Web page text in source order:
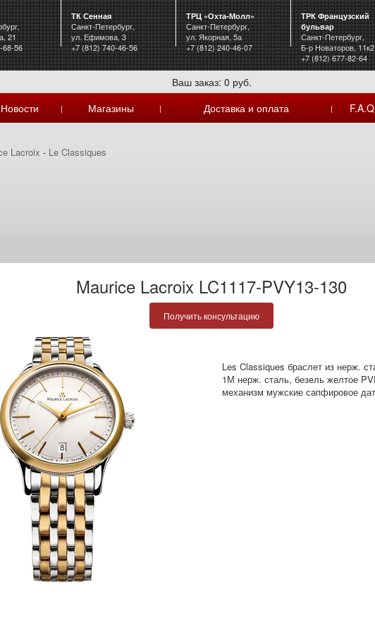
21
68-56
ТК Сенная
Санкт-Петербург,
ул. Ефимова, 3
+7 (812) 740-46-56
ТРЦ «Охта-Молл»
Санкт-Петербург,
ул. Якорная, 5а
+7 (812) 240-46-07
ТРК Французский
бульвар
Санкт-Петербург,
Б-р Новаторов, 11к2
+7 (812) 677-82-64
Ваш заказ: 0 руб.
Новости | Магазины | Доставка и оплата | F.A.Q
Lacroix - Le Classiques
Maurice Lacroix LC1117-PVY13-130
Получить консультацию
Les Classiques браслет из нерж.
1М нерж. сталь, безель желтое
механизм мужские сапфировое